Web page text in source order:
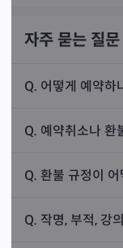
점사를 주고 계십
용하고자 노력하
사를 보니 손님
저는 점사를 본
후 막힌 기운을
에 손님은 가지
자주 묻는 질문
Q. 어떻게 예약하
Q. 예약취소나 환
Q. 환불 규정이
Q. 작명, 부적, 강